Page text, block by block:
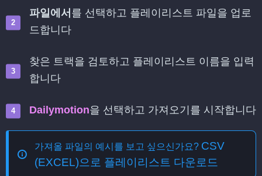
파일에서 를 선택하고 플레이리스트 파일을 업로
드합니다
찾은 트랙을 검토하고 플레이리스트 이름을 입력
합니다
Dailymotion을 선택하고 가져오기를 시작합니다
가져올 파일의 예시를 보고 싶으신가요? CSV
(EXCEL)으로 플레이리스트 다운로드